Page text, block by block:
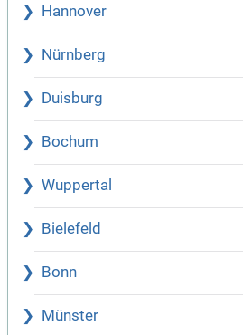
Hannover
Nürnberg
Duisburg
Bochum
Wuppertal
Bielefeld
Bonn
Münster